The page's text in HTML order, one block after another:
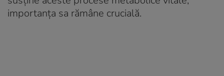
importanța sa rămâne crucială.